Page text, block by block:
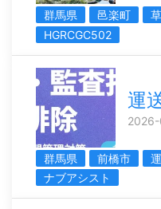
群馬県 邑楽町
HGRCGC502
運
群馬県 前橋市
ナブアシスト